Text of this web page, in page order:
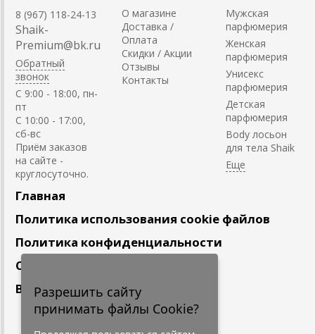
8 (967) 118-24-13
Shaik-
Premium@bk.ru
Обратный
звонок
C 9:00 - 18:00, пн-
пт
С 10:00 - 17:00,
сб-вс
Приём заказов
на сайте -
круглосуточно.
О магазине
Доставка /
Оплата
Скидки / Акции
Отзывы
Контакты
Мужская
парфюмерия
Женская
парфюмерия
Унисекс
парфюмерия
Детская
парфюмерия
Body лосьон
для тела Shaik
Главная
Политика использования cookie файлов
Политика конфиденциальности
Сотрудничество
Вакансии
Подпишитесь
Разрешить сайту
принимать файлы Cookie?